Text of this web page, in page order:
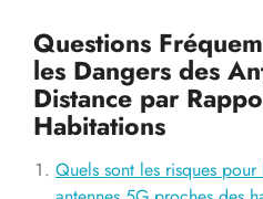
Questions
les Dangers des
Distance par
Habitations
Quels sont les risques pour